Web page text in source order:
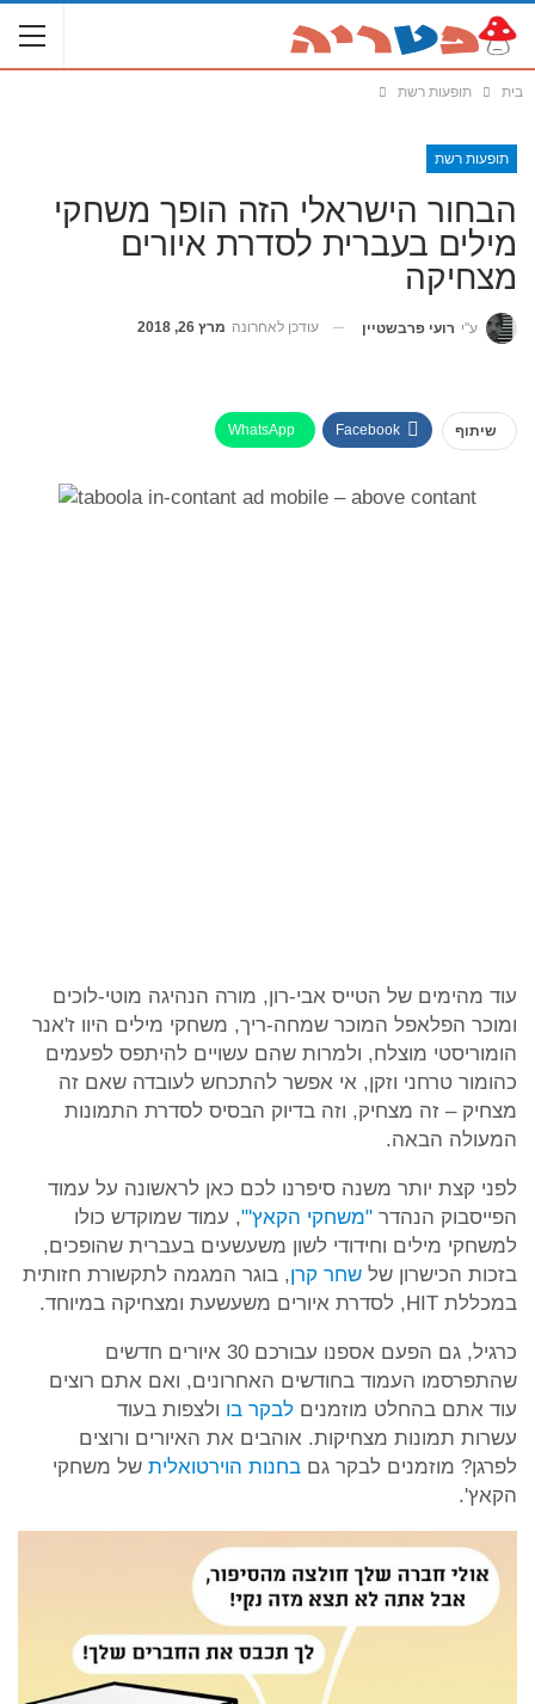
בית תופעות רשת
תופעות רשת
הבחור הישראלי הזה הופך משחקי
מילים בעברית לסדרת איורים
מצחיקה
ע"י רועי פרבשטיין עודכן לאחרונה מרץ 26, 2018
שיתוף Facebook
WhatsApp
עוד מהימים של הטייס אבי-רון, מורה הנהיגה מוטי-לוכים
ומוכר הפלאפל המוכר שמחה-ריך, משחקי מילים היוו ז'אנר
הומוריסטי מוצלח, ולמרות שהם עשויים להיתפס לפעמים
כהומור טרחני וזקן, אי אפשר להתכחש לעובדה שאם זה
מצחיק – זה מצחיק, וזה בדיוק הבסיס לסדרת התמונות
המעולה הבאה.
לפני קצת יותר משנה סיפרנו לכם כאן לראשונה על עמוד
הפייסבוק הנהדר "משחקי הקאץ'", עמוד שמוקדש כולו
למשחקי מילים וחידודי לשון משעשעים בעברית שהופכים,
בזכות הכישרון של שחר קרן, בוגר המגמה לתקשורת חזותית
במכללת HIT, לסדרת איורים משעשעת ומצחיקה במיוחד.
כרגיל, גם הפעם אספנו עבורכם 30 איורים חדשים
שהתפרסמו העמוד בחודשים האחרונים, ואם אתם רוצים
עוד אתם בהחלט מוזמנים לבקר בו ולצפות בעוד
עשרות תמונות מצחיקות. אוהבים את האיורים ורוצים
לפרגן? מוזמנים לבקר גם בחנות הוירטואלית של משחקי
הקאץ'.